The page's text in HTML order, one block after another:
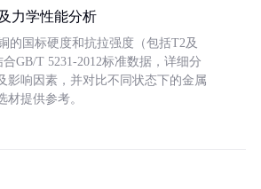
力学性能分析
的国标硬度和抗拉强度（包括T2及
GB/T 5231-2012标准数据，详细分
影响因素，并对比不同状态下的金属
材提供参考。